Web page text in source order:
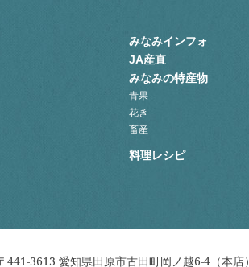
みなみインフォ
JA産直
みなみの特産物
青果
花き
畜産
料理レシピ
441-3613 愛知県田原市古田町岡ノ越6-4（本店）